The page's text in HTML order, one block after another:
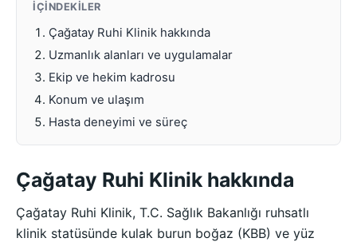
İÇINDEKILER
Çağatay Ruhi Klinik hakkında
Uzmanlık alanları ve uygulamalar
Ekip ve hekim kadrosu
Konum ve ulaşım
Hasta deneyimi ve süreç
Çağatay Ruhi Klinik hakkında
Çağatay Ruhi Klinik, T.C. Sağlık Bakanlığı ruhsatlı
klinik statüsünde kulak burun boğaz (KBB) ve yüz